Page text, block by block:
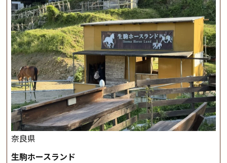
奈良県
生駒ホースランド